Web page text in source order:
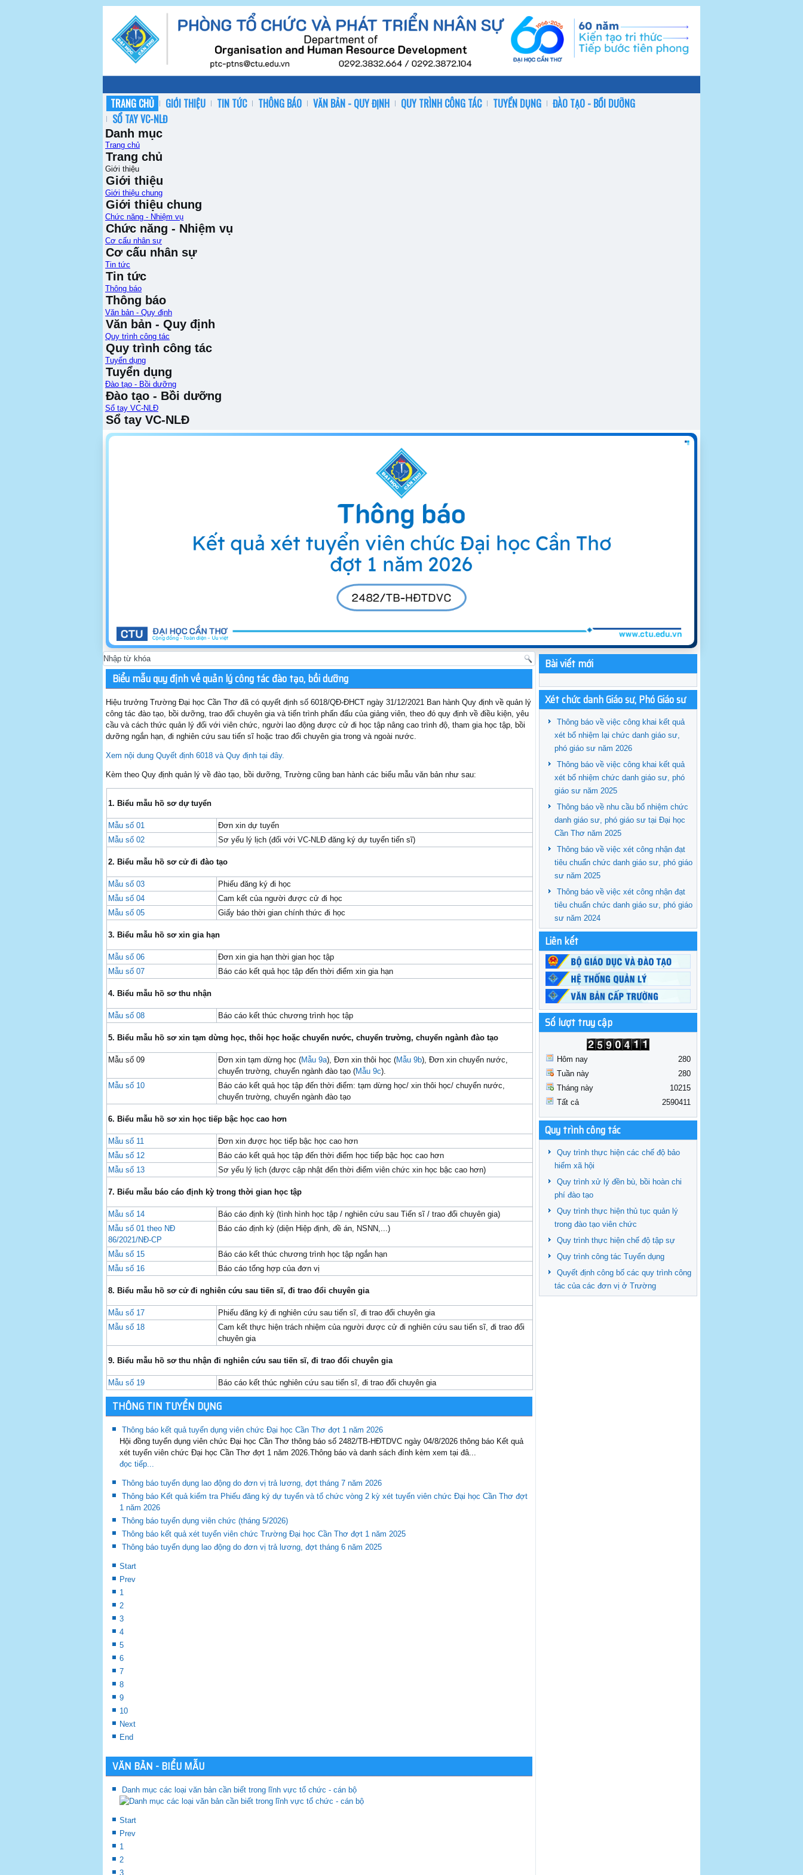
TRANG CHỦ GIỚI THIỆU TIN TỨC THÔNG BÁO VĂN BẢN - QUY ĐỊNH QUY TRÌNH CÔNG TÁC TUYỂN DỤNG
ĐÀO TẠO - BỒI DƯỠNG
SỔ TAY VC-NLĐ
Danh mục
Trang chủ
Trang chủ
Giới thiệu
Giới thiệu
Giới thiệu chung
Giới thiệu chung
Chức năng - Nhiệm vụ
Chức năng - Nhiệm vụ
Cơ cấu nhân sự
Cơ cấu nhân sự
Tin tức
Tin tức
Thông báo
Thông báo
Văn bản - Quy định
Văn bản - Quy định
Quy trình công tác
Quy trình công tác
Tuyển dụng
Tuyển dụng
Đào tạo - Bồi dưỡng
Đào tạo - Bồi dưỡng
Sổ tay VC-NLĐ
Sổ tay VC-NLĐ
Biểu mẫu quy định về quản lý công tác đào tạo, bồi dưỡng
Hiệu trưởng Trường Đại học Cần Thơ đã có quyết định số 6018/QĐ-ĐHCT ngày 31/12/2021 Ban hành Quy định về quản lý
công tác đào tạo, bồi dưỡng, trao đổi chuyên gia và tiến trình phấn đấu của giảng viên, theo đó quy định về điều kiện, yêu
cầu và cách thức quản lý đối với viên chức, người lao động được cử đi học tập nâng cao trình độ, tham gia học tập, bồi
dưỡng ngắn hạn, đi nghiên cứu sau tiến sĩ hoặc trao đổi chuyên gia trong và ngoài nước.
Xem nội dung Quyết định 6018 và Quy định tại đây.
Kèm theo Quy định quản lý về đào tạo, bồi dưỡng, Trường cũng ban hành các biểu mẫu văn bản như sau:
1. Biểu mẫu hồ sơ dự tuyển
Mẫu số 01
Đơn xin dự tuyển
Mẫu số 02
Sơ yếu lý lịch (đối với VC-NLĐ đăng ký dự tuyển tiến sĩ)
2. Biểu mẫu hồ sơ cử đi đào tạo
Mẫu số 03
Phiếu đăng ký đi học
Mẫu số 04
Cam kết của người được cử đi học
Mẫu số 05
Giấy báo thời gian chính thức đi học
3. Biểu mẫu hồ sơ xin gia hạn
Mẫu số 06
Đơn xin gia hạn thời gian học tập
Mẫu số 07
Báo cáo kết quả học tập đến thời điểm xin gia hạn
4. Biểu mẫu hồ sơ thu nhận
Mẫu số 08 Báo cáo kết thúc chương trình học tập
5. Biểu mẫu hồ sơ xin tạm dừng học, thôi học hoặc chuyển nước, chuyển trường, chuyển ngành đào tạo
Mẫu số 09 Đơn xin tạm dừng học (Mẫu 9a), Đơn xin thôi học (Mẫu 9b), Đơn xin chuyển nước,
chuyển trường, chuyển ngành đào tạo (Mẫu 9c).
Mẫu số 10
Báo cáo kết quả học tập đến thời điểm: tạm dừng học/ xin thôi học/ chuyển nước,
chuyển trường, chuyển ngành đào tạo
6. Biểu mẫu hồ sơ xin học tiếp bậc học cao hơn
Mẫu số 11
Đơn xin được học tiếp bậc học cao hơn
Mẫu số 12
Báo cáo kết quả học tập đến thời điểm học tiếp bậc học cao hơn
Mẫu số 13
Sơ yếu lý lịch (được cập nhật đến thời điểm viên chức xin học bậc cao hơn)
7. Biểu mẫu báo cáo định kỳ trong thời gian học tập
Mẫu số 14
Báo cáo định kỳ (tình hình học tập / nghiên cứu sau Tiến sĩ / trao đổi chuyên gia)
Mẫu số 01 theo NĐ
86/2021/NĐ-CP
Báo cáo định kỳ (diện Hiệp định, đề án, NSNN,...)
Mẫu số 15
Báo cáo kết thúc chương trình học tập ngắn hạn
Mẫu số 16
Báo cáo tổng hợp của đơn vị
8. Biểu mẫu hồ sơcửđi nghiên cứu sau tiến sĩ, đi trao đổi chuyên gia
Mẫu số 17
Phiếu đăng ký đi nghiên cứu sau tiến sĩ, đi trao đổi chuyên gia
Mẫu số 18
Cam kết thực hiện trách nhiệm của người được cử đi nghiên cứu sau tiến sĩ, đi trao đổi
chuyên gia
9. Biểu mẫu hồ sơ thu nhận đi nghiên cứu sau tiến sĩ, đi trao đổi chuyên gia
Mẫu số 19 Báo cáo kết thúc nghiên cứu sau tiến sĩ, đi trao đổi chuyên gia
THÔNG TIN TUYỂN DỤNG
Thông báo kết quả tuyển dụng viên chức Đại học Cần Thơ đợt 1 năm 2026
Hội đồng tuyển dụng viên chức Đại học Cần Thơ thông báo số 2482/TB-HĐTDVC ngày 04/8/2026 thông báo Kết quả
xét tuyển viên chức Đại học Cần Thơ đợt 1 năm 2026.Thông báo và danh sách đính kèm xem tại đâ...
đọc tiếp...
Thông báo tuyển dụng lao động do đơn vị trả lương, đợt tháng 7 năm 2026
Thông báo Kết quả kiểm tra Phiếu đăng ký dự tuyển và tổ chức vòng 2 kỳ xét tuyển viên chức Đại học Cần Thơ đợt
1 năm 2026
Thông báo tuyển dụng viên chức (tháng 5/2026)
Thông báo kết quả xét tuyển viên chức Trường Đại học Cần Thơ đợt 1 năm 2025
Thông báo tuyển dụng lao động do đơn vị trả lương, đợt tháng 6 năm 2025
Start
Prev
1
2
3
4
5
6
7
8
9
10
Next
End
VĂN BẢN - BIỂU MẪU
Danh mục các loại văn bản cần biết trong lĩnh vực tổ chức - cán bộ
Start
Prev
1
2
3
Bài viết mới
Xét chức danh Giáo sư, Phó Giáo sư
Thông báo về việc công khai kết quả
xét bổ nhiệm lại chức danh giáo sư,
phó giáo sư năm 2026
Thông báo về việc công khai kết quả
xét bổ nhiệm chức danh giáo sư, phó
giáo sư năm 2025
Thông báo về nhu cầu bổ nhiệm chức
danh giáo sư, phó giáo sư tại Đại học
Cần Thơ năm 2025
Thông báo về việc xét công nhận đạt
tiêu chuẩn chức danh giáo sư, phó giáo
sư năm 2025
Thông báo về việc xét công nhận đạt
tiêu chuẩn chức danh giáo sư, phó giáo
sư năm 2024
Liên kết
Số lượt truy cập
Hôm nay
Tuần này
Tháng này
Tất cả
280
280
10215
2590411
Quy trình công tác
Quy trình thực hiện các chế độ bảo
hiểm xã hội
Quy trình xử lý đền bù, bồi hoàn chi
phí đào tạo
Quy trình thực hiện thủ tục quản lý
trong đào tạo viên chức
Quy trình thực hiện chế độ tập sự
Quy trình công tác Tuyển dụng
Quyết định công bố các quy trình công
tác của các đơn vị ở Trường